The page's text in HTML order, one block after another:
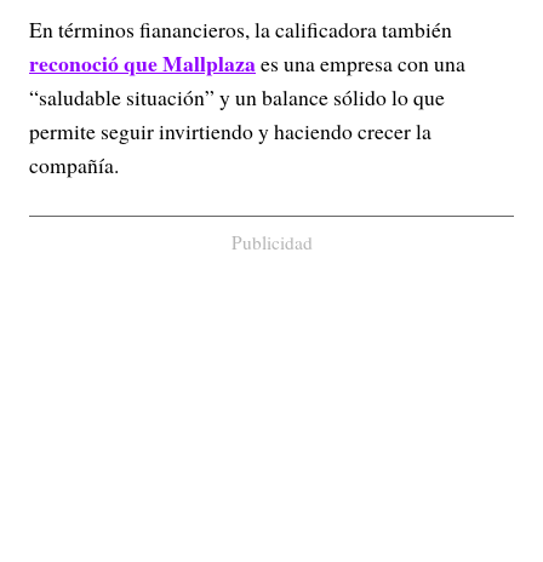
En términos fianancieros, la calificadora también
reconoció que Mallplazaes una empresa con una
“saludable situación” y un balance sólido lo que
permite seguir invirtiendo y haciendo crecer la
compañía.
Publicidad